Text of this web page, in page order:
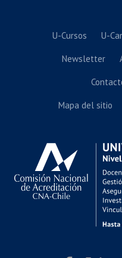
U-Cursos U-
Newsletter
Mapa del sitio